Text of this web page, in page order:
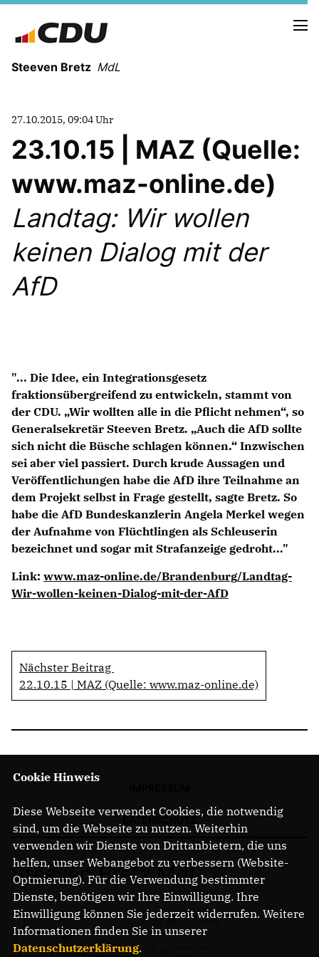
Steeven Bretz MdL
VITA
WAHLKREISBESUCHE
PRESSEFOTOS
MEIN BÜRGERBÜRO
CDU Deutschland
CDU Fraktion im Brandenburger Landtag
CDU Brandenburg
CDU Potsdam
27.10.2015, 09:04 Uhr
23.10.15 | MAZ (Quelle:
www.maz-online.de)
Landtag: Wir wollen
keinen Dialog mit der
AfD
"... Die Idee, ein Integrationsgesetz
fraktionsübergreifend zu entwickeln, stammt von
der CDU. „Wir wollten alle in die Pflicht nehmen“, so
Generalsekretär Steeven Bretz. „Auch die AfD sollte
sich nicht die Büsche schlagen können.“ Inzwischen
sei aber viel passiert. Durch krude Aussagen und
Veröffentlichungen habe die AfD ihre Teilnahme an
dem Projekt selbst in Frage gestellt, sagte Bretz. So
habe die AfD Bundeskanzlerin Angela Merkel wegen
der Aufnahme von Flüchtlingen als Schleuserin
bezeichnet und sogar mit Strafanzeige gedroht..."
Link: www.maz-online.de/Brandenburg/Landtag-
Wir-wollen-keinen-Dialog-mit-der-AfD
Nächster Beitrag
22.10.15 | MAZ (Quelle: www.maz-online.de)
Steeven Bretz MdL
Cookie Hinweis
Diese Webseite verwendet Cookies, die notwendig
sind, um die Webseite zu nutzen. Weiterhin
verwenden wir Dienste von Drittanbietern, die uns
helfen, unser Webangebot zu verbessern (Website-
Optmierung). Für die Verwendung bestimmter
Dienste, benötigen wir Ihre Einwilligung. Ihre
Einwilligung können Sie jederzeit widerrufen. Weitere
Informationen finden Sie in unserer
Datenschutzerklärung.